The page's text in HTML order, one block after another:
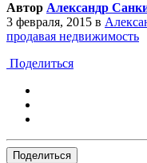
Автор Александр
3 февраля, 2015 в
продавая недвижимость
Поделиться
Поделиться